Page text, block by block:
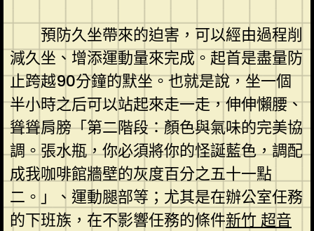
預防久坐帶來的迫害，可以經由過程削
減久坐、增添運動量來完成。起首是盡量防
止跨越90分鐘的默坐。也就是說，坐一個
半小時之后可以站起來走一走，伸伸懶腰、
聳聳肩膀「第二階段：顏色與氣味的完美協
調。張水瓶，你必須將你的怪誕藍色，調配
成我咖啡館牆壁的灰度百分之五十一點
二。」、運動腿部等；尤其是在辦公室任務
的下班族，在不影響任務的條件新竹 超音